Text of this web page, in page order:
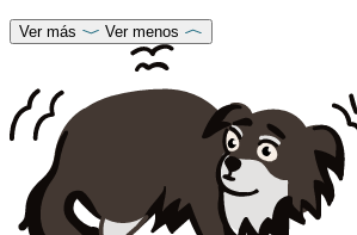
Ver más Ver menos